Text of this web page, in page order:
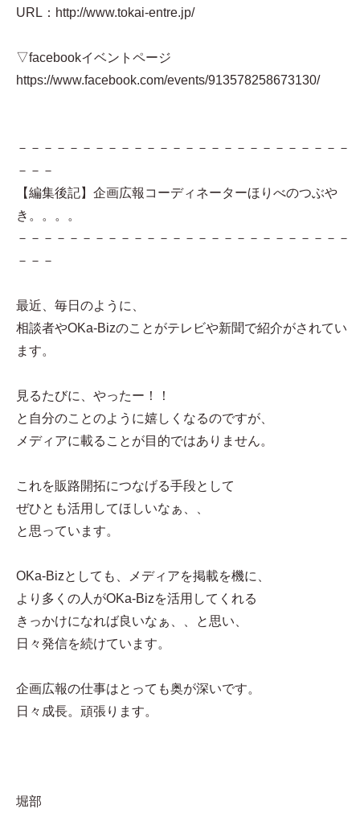
URL：http://www.tokai-entre.jp/
▽facebookイベントページ
https://www.facebook.com/events/913578258673130/
－－－－－－－－－－－－－－－－－－－－－－－－－－
－－－
【編集後記】企画広報コーディネーターほりべのつぶや
き。。。。
－－－－－－－－－－－－－－－－－－－－－－－－－－
－－－
最近、毎日のように、
相談者やOKa-Bizのことがテレビや新聞で紹介がされてい
ます。
見るたびに、やったー！！
と自分のことのように嬉しくなるのですが、
メディアに載ることが目的ではありません。
これを販路開拓につなげる手段として
ぜひとも活用してほしいなぁ、、
と思っています。
OKa-Bizとしても、メディアを掲載を機に、
より多くの人がOKa-Bizを活用してくれる
きっかけになれば良いなぁ、、と思い、
日々発信を続けています。
企画広報の仕事はとっても奥が深いです。
日々成長。頑張ります。
堀部